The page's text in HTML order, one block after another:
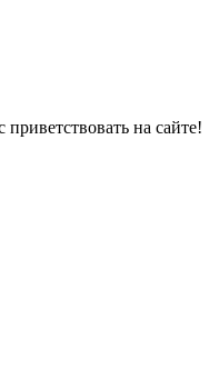
приветствовать на сайте!